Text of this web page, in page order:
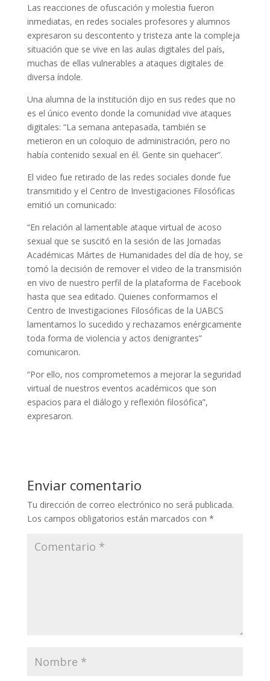
Las reacciones de ofuscación y molestia fueron
inmediatas, en redes sociales profesores y alumnos
expresaron su descontento y tristeza ante la compleja
situación que se vive en las aulas digitales del país,
muchas de ellas vulnerables a ataques digitales de
diversa índole.
Una alumna de la institución dijo en sus redes que no
es el único evento donde la comunidad vive ataques
digitales: “La semana antepasada, también se
metieron en un coloquio de administración, pero no
había contenido sexual en él. Gente sin quehacer”.
El video fue retirado de las redes sociales donde fue
transmitido y el Centro de Investigaciones Filosóficas
emitió un comunicado:
“En relación al lamentable ataque virtual de acoso
sexual que se suscitó en la sesión de las Jornadas
Académicas Mártes de Humanidades del día de hoy, se
tomó la decisión de remover el video de la transmisión
en vivo de nuestro perfil de la plataforma de Facebook
hasta que sea editado. Quienes conformamos el
Centro de Investigaciones Filosóficas de la UABCS
lamentamos lo sucedido y rechazamos enérgicamente
toda forma de violencia y actos denigrantes”
comunicaron.
“Por ello, nos comprometemos a mejorar la seguridad
virtual de nuestros eventos académicos que son
espacios para el diálogo y reflexión filosófica”,
expresaron.
Enviar comentario
Tu dirección de correo electrónico no será publicada.
Los campos obligatorios están marcados con *